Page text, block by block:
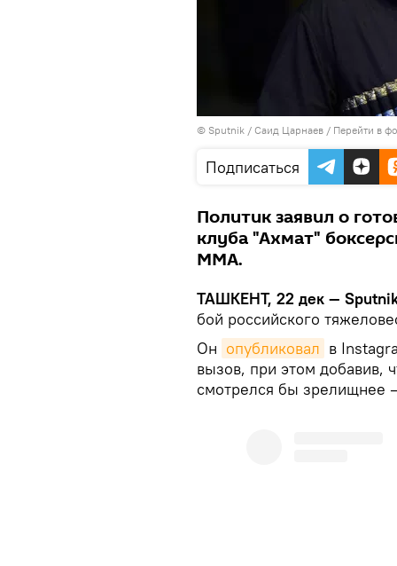
© Sputnik / Саид Царнаев / Перейти в
Подписаться
Политик заявил о
клуба "Ахмат"
ММА.
ТАШКЕНТ, 22 дек —
бой российского
Он опубликовал в
вызов, при этом добавив,
смотрелся бы зрелищнее